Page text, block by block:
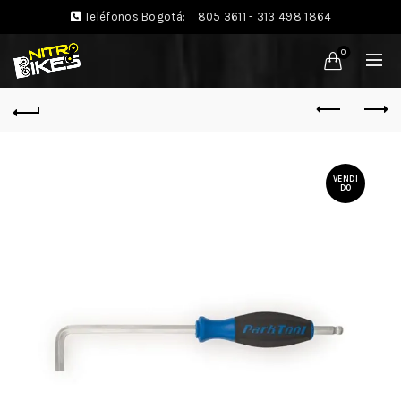
Teléfonos Bogotá: 805 3611 - 313 498 1864
0
VENDI
DO